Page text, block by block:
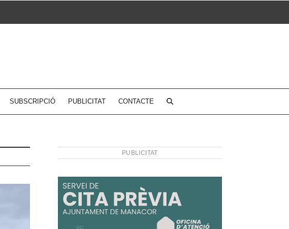
SUBSCRIPCIÓ PUBLICITAT CONTACTE
PUBLICITAT